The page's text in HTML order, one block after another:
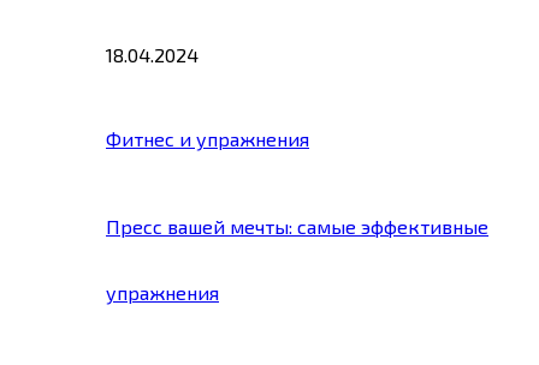
18.04.2024
Фитнес и упражнения
Пресс вашей мечты: самые эффективные
упражнения